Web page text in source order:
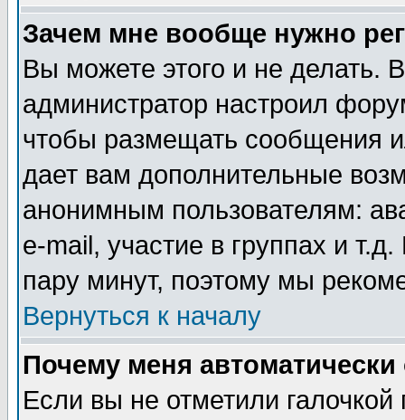
Зачем мне вообще нужно
Вы можете этого и не делать.
администратор настроил
чтобы размещать сообщения
дает вам дополнительные
анонимным пользователям:
e-mail, участие в группах и
пару минут, поэтому мы
Вернуться к началу
Почему меня автоматически
Если вы не отметили галочкой